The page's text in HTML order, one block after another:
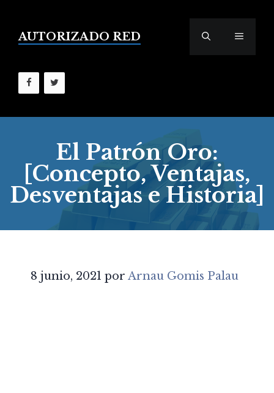
contenido
AUTORIZADO RED MENÚ
El Patrón Oro:
[Concepto, Ventajas,
Desventajas e Historia]
8 junio, 2021 por Arnau Gomis Palau